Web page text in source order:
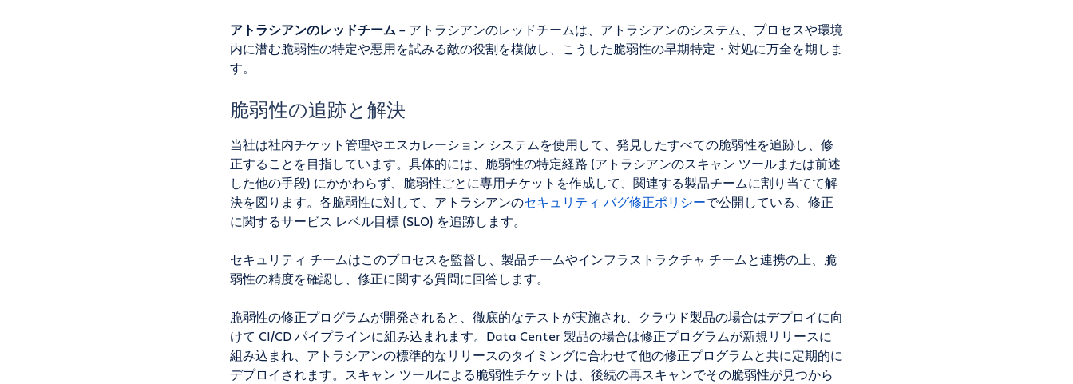
アトラシアンのレッドチーム– アトラシアンのレッドチームは、アトラシアンのシステム、プロセスや環境
内に潜む脆弱性の特定や悪用を試みる敵の役割を模倣し、こうした脆弱性の早期特定・対処に万全を期しま
す。
脆弱性の追跡と解決
当社は社内チケット管理やエスカレーション システムを使用して、発見したすべての脆弱性を追跡し、修
正することを目指しています。具体的には、脆弱性の特定経路 (アトラシアンのスキャン ツールまたは前述
した他の手段) にかかわらず、脆弱性ごとに専用チケットを作成して、関連する製品チームに割り当てて解
決を図ります。各脆弱性に対して、アトラシアンのセキュリティ バグ修正ポリシーで公開している、修正
に関するサービス レベル目標 (SLO) を追跡します。
セキュリティ チームはこのプロセスを監督し、製品チームやインフラストラクチャ チームと連携の上、脆
弱性の精度を確認し、修正に関する質問に回答します。
脆弱性の修正プログラムが開発されると、徹底的なテストが実施され、クラウド製品の場合はデプロイに向
けて CI/CD パイプラインに組み込まれます。Data Center 製品の場合は修正プログラムが新規リリースに
組み込まれ、アトラシアンの標準的なリリースのタイミングに合わせて他の修正プログラムと共に定期的に
デプロイされます。スキャン ツールによる脆弱性チケットは、後続の再スキャンでその脆弱性が見つから